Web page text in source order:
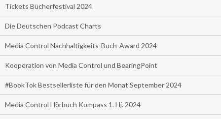
Tickets Bücherfestival 2024
Die Deutschen Podcast Charts
Media Control Nachhaltigkeits-Buch-Award 2024
Kooperation von Media Control und BearingPoint
#BookTok Bestsellerliste für den Monat September 2024
Media Control Hörbuch Kompass 1. Hj. 2024